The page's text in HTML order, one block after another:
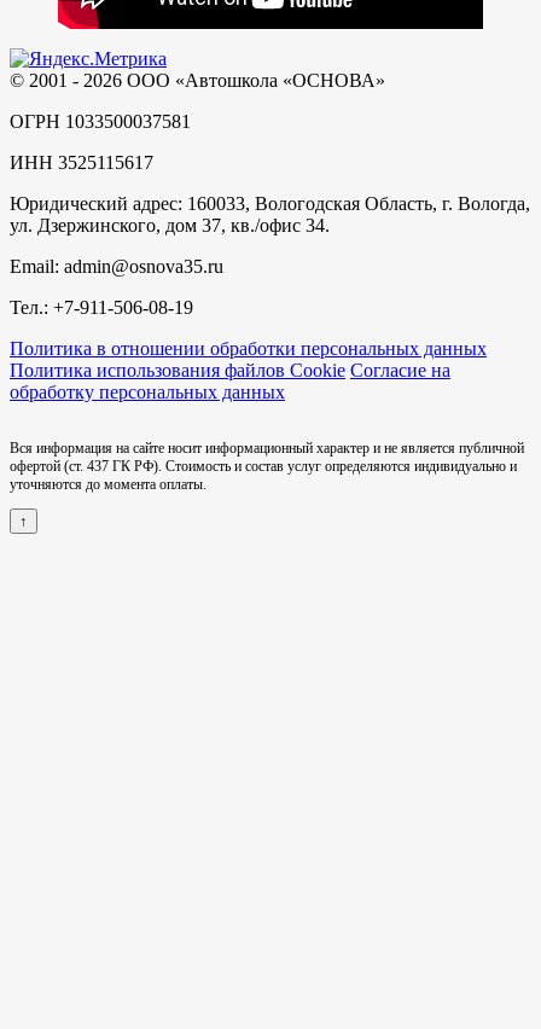
© 2001 - 2026 ООО «Автошкола «ОСНОВА»
ОГРН 1033500037581
ИНН 3525115617
Юридический адрес: 160033, Вологодская Область, г. Вологда,
ул. Дзержинского, дом 37, кв./офис 34.
Email: admin@osnova35.ru
Тел.: +7-911-506-08-19
Политика в отношении обработки персональных данных
Политика использования файлов Cookie Согласие на
обработку персональных данных
Вся информация на сайте носит информационный характер и не является публичной
офертой (ст. 437 ГК РФ). Стоимость и состав услуг определяются индивидуально и
уточняются до момента оплаты.